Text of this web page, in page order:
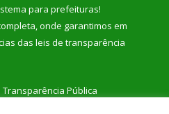
para prefeituras!
onde garantimos em
das leis de transparência
Transparência Pública